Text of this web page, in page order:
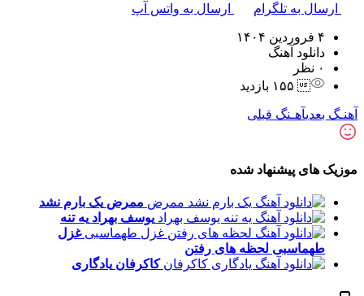
ارسال به تلگرام ارسال به واتس آپ
۴ فروردین ۱۴۰۴
دانلود آهنگ
۰ نظر
۱۵۵ بازدید
آهنـگ بعدیآهـنگ قبلی
موزیک های پیشنهاد شده
ممرض یک بارم نشد
یوسف بهراد یه تنه
غزل
طهماسبی لحظه های رفتن
کاکرفان یادگاری